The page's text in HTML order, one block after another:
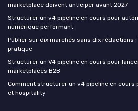
marketplace doivent anticiper avant 2027
Structurer un v4 pipeline en cours pour
numérique performant
Publier sur dix marchés sans dix rédactions
pratique
Structurer un V4 pipeline en cours pour
marketplaces B2B
Comment structurer un v4 pipeline en cours
et hospitality